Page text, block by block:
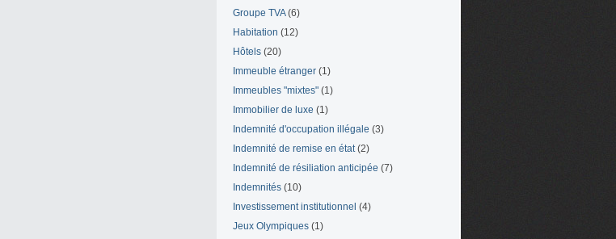
Groupe TVA(6)
Habitation (12)
Hôtels (20)
Immeuble étranger (1)
Immeubles "mixtes" (1)
Immobilier de luxe (1)
Indemnité d'occupation illégale (3)
Indemnité de remise en état(2)
Indemnité de résiliation anticipée (7)
Indemnités (10)
Investissement institutionnel (4)
Jeux Olympiques (1)